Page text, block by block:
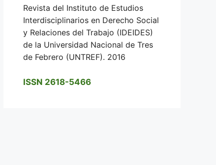
Revista del Instituto de Estudios
Interdisciplinarios en Derecho Social
y Relaciones del Trabajo (IDEIDES)
de la Universidad Nacional de Tres
de Febrero (UNTREF). 2016
ISSN 2618-5466